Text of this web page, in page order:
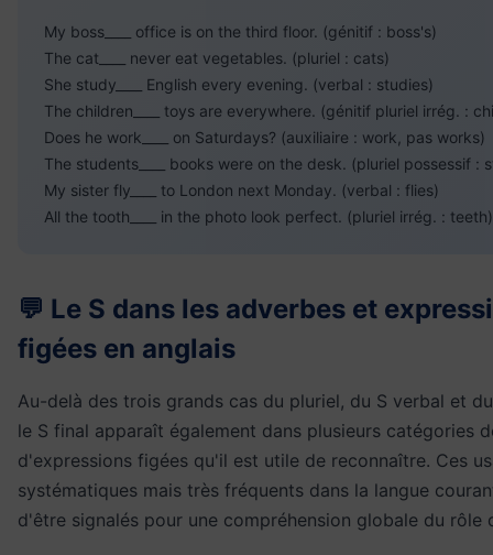
My boss____ office is on the third floor. (génitif : boss's)
The cat____ never eat vegetables. (pluriel : cats)
She study____ English every evening. (verbal : studies)
The children____ toys are everywhere. (génitif pluriel irrég. :
Does he work____ on Saturdays? (auxiliaire : work, pas works)
The students____ books were on the desk. (pluriel possessif :
My sister fly____ to London next Monday. (verbal : flies)
All the tooth____ in the photo look perfect. (pluriel irrég. : teeth)
💬 Le S dans les adverbes et
figées en anglais
Au-delà des trois grands cas du pluriel, du S verbal et
le S final apparaît également dans plusieurs catégories
d'expressions figées qu'il est utile de reconnaître. Ces
systématiques mais très fréquents dans la langue
d'être signalés pour une compréhension globale du rôle